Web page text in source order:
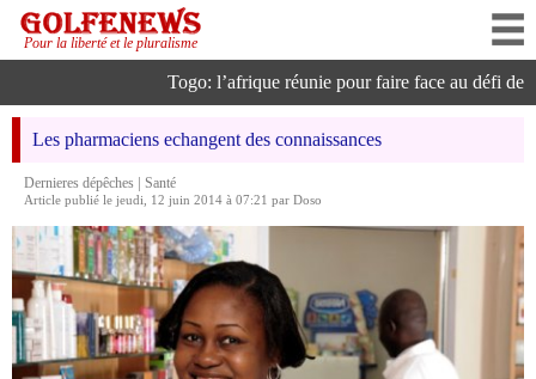
Pour la liberté et le pluralisme
Togo: l’afrique réunie pour faire face au défi de
Les pharmaciens echangent des connaissances
Dernieres dépêches
Santé
Article publié le jeudi, 12 juin 2014 à 07:21 par Doso